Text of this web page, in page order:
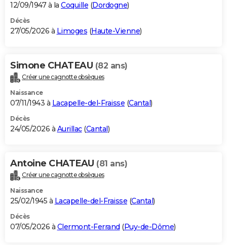
12/09/1947 à la Coquille (Dordogne)
Décès
27/05/2026 à Limoges (Haute-Vienne)
Simone CHATEAU (82 ans)
Créer une cagnotte obsèques
Naissance
07/11/1943 à Lacapelle-del-Fraisse (Cantal)
Décès
24/05/2026 à Aurillac(Cantal)
Antoine CHATEAU (81 ans)
Créer une cagnotte obsèques
Naissance
25/02/1945 à Lacapelle-del-Fraisse (Cantal)
Décès
07/05/2026 à Clermont-Ferrand (Puy-de-Dôme)